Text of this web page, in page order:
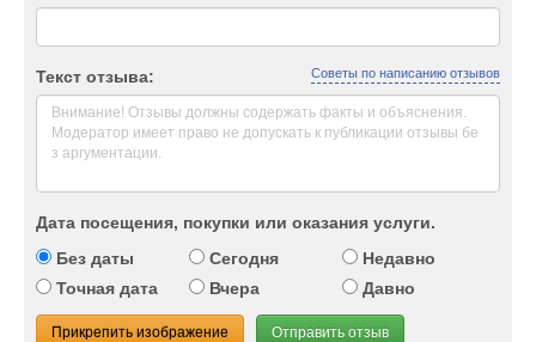
Текст отзыва: Советы по написанию отзывов
Дата посещения, покупки или оказания услуги.
Без даты
Сегодня
Недавно
Точная дата
Вчера Давно
Прикрепить изображение Отправить отзыв